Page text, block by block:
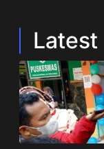
Latest